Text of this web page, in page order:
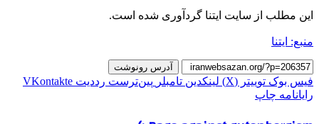
این مطلب از سایت ایتنا گردآوری شده است.
منبع: ایتنا
آدرس رونوشت
فیس بوک توییتر (X) لینکدین ‫تامبلر ‫پین‌ترست ‫رددیت ‫VKontakte
رایانامه چاپ